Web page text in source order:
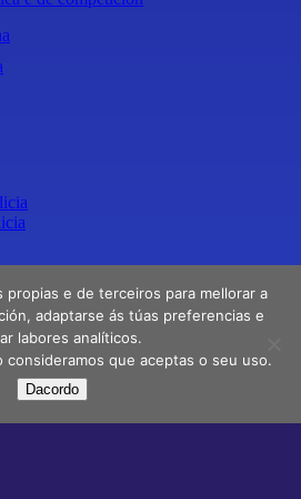
de Galicia
Youtube
propias e de terceiros para mellorar a
adaptarse ás túas preferencias e
labores analíticos.
consideramos que aceptas o seu uso.
Dacordo